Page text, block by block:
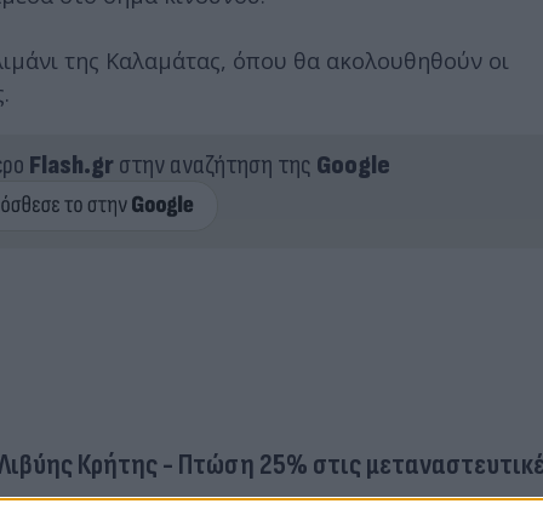
της Καλαμάτας, όπου θα ακολουθηθούν οι
Flash.grστην αναζήτηση της Google
Κρήτης - Πτώση 25% στις